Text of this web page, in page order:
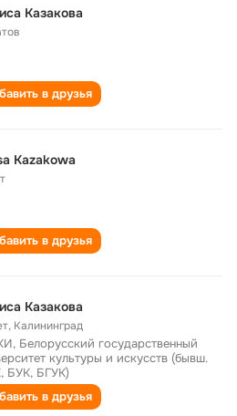
Казакова
в друзья
Kazakowa
в друзья
Казакова
, Калининград
Белорусский государственный
культуры и искусств (бывш.
БУК, БГУК)
в друзья